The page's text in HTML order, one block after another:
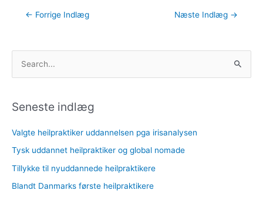
← Forrige Indlæg Næste Indlæg →
e
t
e
r
:
Seneste indlæg
Valgte heilpraktiker uddannelsen pga irisanalysen
Tysk uddannet heilpraktiker og global nomade
Tillykke til nyuddannede heilpraktikere
Blandt Danmarks første heilpraktikere